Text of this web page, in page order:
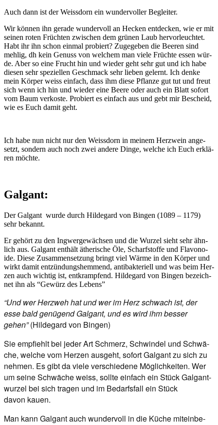
Auch dann ist der Weiss­dorn ein wun­der­vol­ler Begleiter.
Wir kön­nen ihn gera­de wun­der­voll an Hecken ent­de­cken, wie er mit
sei­nen roten Früch­ten zwi­schen dem grü­nen Laub her­vor­leuch­tet.
Habt ihr ihn schon ein­mal pro­biert? Zuge­ge­ben die Bee­ren sind
meh­lig, dh kein Genuss von wel­chem man vie­le Früch­te essen wür­
de. Aber so eine Frucht hin und wie­der geht sehr gut und ich habe
die­sen sehr spe­zi­el­len Geschmack sehr lie­ben gelernt. Ich den­ke
mein Kör­per weiss ein­fach, dass ihm die­se Pflan­ze gut tut und freut
sich wenn ich hin und wie­der eine Bee­re oder auch ein Blatt sofort
vom Baum ver­kos­te. Pro­biert es ein­fach aus und gebt mir Bescheid,
wie es Euch damit geht.
Ich habe nun nicht nur den Weiss­dorn in mei­nem Herz­wein ange­
setzt, son­dern auch noch zwei ande­re Din­ge, wel­che ich Euch erklä­
ren möchte.
Galgant:
Der Gal­gant wur­de durch Hil­de­gard von Bin­gen (1089 – 1179)
sehr bekannt.
Er gehört zu den Ing­wer­ge­wäch­sen und die Wur­zel sieht sehr ähn­
lich aus. Gal­gant ent­hält äthe­ri­sche Öle, Scharf­stof­fe und Fla­vo­no­
ide. Die­se Zusam­men­set­zung bringt viel Wär­me in den Kör­per und
wirkt damit ent­zün­dungs­hem­mend, anti­bak­te­ri­ell und was beim Her­
zen auch wich­tig ist, ent­kramp­fend. Hil­de­gard von Bin­gen bezeich­
net ihn als “Gewürz des Lebens”
“Und wer Herz­weh hat und wer im Herz schwach ist, der
esse bald genü­gend Gal­gant, und es wird ihm bes­ser
gehen”(Hil­de­gard von Bingen)
Sie emp­fiehlt bei jeder Art Schmerz, Schwin­del und Schwä­
che, wel­che vom Her­zen aus­geht, sofort Gal­gant zu sich zu
neh­men. Es gibt da vie­le ver­schie­de­ne Mög­lich­kei­ten. Wer
um sei­ne Schwä­che weiss, soll­te ein­fach ein Stück Gal­g­ant­
wur­zel bei sich tra­gen und im Bedarfs­fall ein Stück
davon kauen.
Man kann Gal­gant auch wun­der­voll in die Küche mit­ein­be­